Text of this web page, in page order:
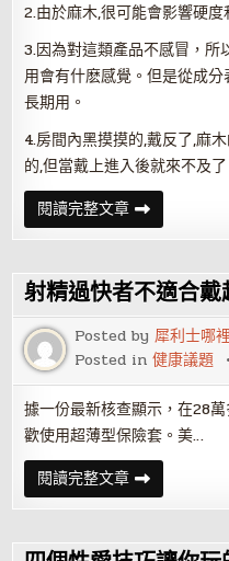
2.由於麻木,很可能會影響硬度
3.因為對這類產品不感冒，所
用會有什麽感覺。但是從成
長期用。
4.房間內黑摸摸的,戴反了,麻
的,但當戴上進入後就來不及了
閱讀完整文章持
久
保
套
和
必
利
勁
哪
個
射精過快者不適合戴
Posted by犀利士哪
Posted in健康議題
據一份最新核查顯示，在28
歡使用超薄型保險套。美…
閱讀完整文章射
精
過
者
不